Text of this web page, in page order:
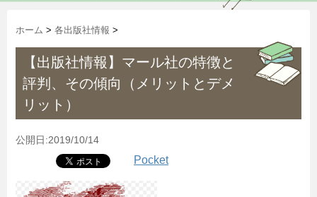
ホーム > 各出版社情報 >
【出版社情報】マール社の特徴と
評判、その傾向（メリットとデメ
リット）
公開日:2019/10/14
Pocket